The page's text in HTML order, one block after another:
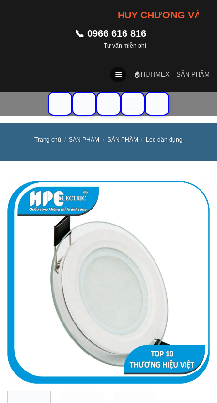
HUY CHƯƠNG VÀNG
📞 0966 616 816
Tư vấn miễn phí
🏠HUTIMEX SẢN PHẨM
Trang chủ / SẢN PHẨM / SẢN PHẨM / Led dân dụng